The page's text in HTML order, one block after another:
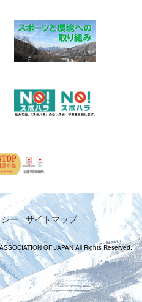
ー サイトマップ
OF JAPAN All Rights Reserved.